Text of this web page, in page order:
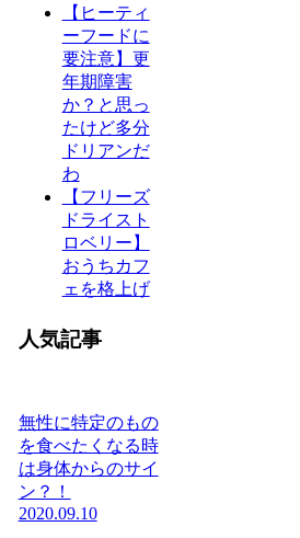
【ヒーティ
ーフードに
要注意】更
年期障害
か？と思っ
たけど多分
ドリアンだ
わ
【フリーズ
ドライスト
ロベリー】
おうちカフ
ェを格上げ
人気記事
無性に特定のもの
を食べたくなる時
は身体からのサイ
ン？！
2020.09.10